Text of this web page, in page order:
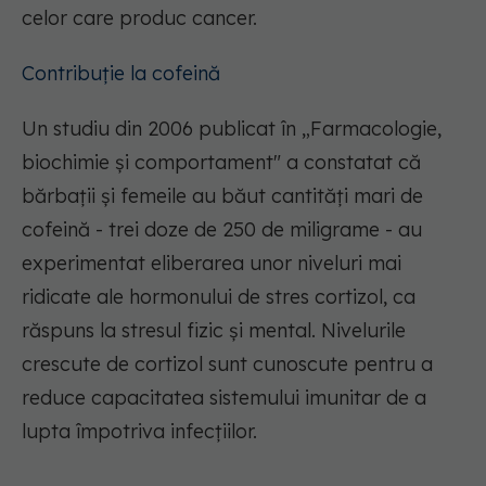
celor care produc cancer.
Contribuție la cofeină
Un studiu din 2006 publicat în „Farmacologie,
biochimie și comportament" a constatat că
bărbații și femeile au băut cantități mari de
cofeină - trei doze de 250 de miligrame - au
experimentat eliberarea unor niveluri mai
ridicate ale hormonului de stres cortizol, ca
răspuns la stresul fizic și mental. Nivelurile
crescute de cortizol sunt cunoscute pentru a
reduce capacitatea sistemului imunitar de a
lupta împotriva infecțiilor.